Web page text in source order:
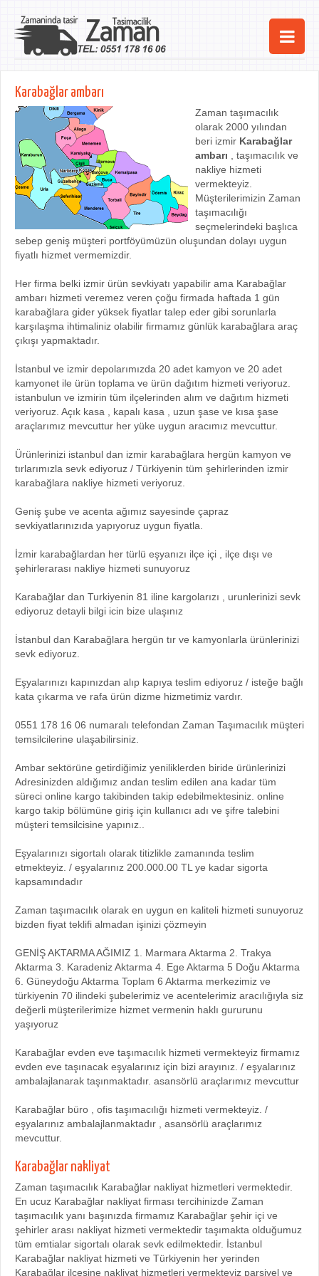
Ana Sayfa
Kurumsal
iletişim
Karabağlar ambarı
Zaman taşımacılık
olarak 2000 yılından
beri izmir Karabağlar
ambarı , taşımacılık ve
nakliye hizmeti
vermekteyiz.
Müşterilerimizin Zaman
taşımacılığı
seçmelerindeki başlıca
sebep geniş müşteri portföyümüzün oluşundan dolayı uygun
fiyatlı hizmet vermemizdir.
Her firma belki izmir ürün sevkiyatı yapabilir ama Karabağlar
ambarı hizmeti veremez veren çoğu firmada haftada 1 gün
karabağlara gider yüksek fiyatlar talep eder gibi sorunlarla
karşılaşma ihtimaliniz olabilir firmamız günlük karabağlara araç
çıkışı yapmaktadır.
İstanbul ve izmir depolarımızda 20 adet kamyon ve 20 adet
kamyonet ile ürün toplama ve ürün dağıtım hizmeti veriyoruz.
istanbulun ve izmirin tüm ilçelerinden alım ve dağıtım hizmeti
veriyoruz. Açık kasa , kapalı kasa , uzun şase ve kısa şase
araçlarımız mevcuttur her yüke uygun aracımız mevcuttur.
Ürünlerinizi istanbul dan izmir karabağlara hergün kamyon ve
tırlarımızla sevk ediyoruz / Türkiyenin tüm şehirlerinden izmir
karabağlara nakliye hizmeti veriyoruz.
Geniş şube ve acenta ağımız sayesinde çapraz
sevkiyatlarınızıda yapıyoruz uygun fiyatla.
İzmir karabağlardan her türlü eşyanızı ilçe içi , ilçe dışı ve
şehirlerarası nakliye hizmeti sunuyoruz
Karabağlar dan Turkiyenin 81 iline kargolarızı , urunlerinizi sevk
ediyoruz detayli bilgi icin bize ulaşınız
İstanbul dan Karabağlara hergün tır ve kamyonlarla ürünlerinizi
sevk ediyoruz.
Eşyalarınızı kapınızdan alıp kapıya teslim ediyoruz / isteğe bağlı
kata çıkarma ve rafa ürün dizme hizmetimiz vardır.
0551 178 16 06 numaralı telefondan Zaman Taşımacılık müşteri
temsilcilerine ulaşabilirsiniz.
Ambar sektörüne getirdiğimiz yeniliklerden biride ürünlerinizi
Adresinizden aldığımız andan teslim edilen ana kadar tüm
süreci online kargo takibinden takip edebilmektesiniz. online
kargo takip bölümüne giriş için kullanıcı adı ve şifre talebini
müşteri temsilcisine yapınız..
Eşyalarınızı sigortalı olarak titizlikle zamanında teslim
etmekteyiz. / eşyalarınız 200.000.00 TL ye kadar sigorta
kapsamındadır
Zaman taşımacılık olarak en uygun en kaliteli hizmeti sunuyoruz
bizden fiyat teklifi almadan işinizi çözmeyin
GENİŞ AKTARMA AĞIMIZ 1. Marmara Aktarma 2. Trakya
Aktarma 3. Karadeniz Aktarma 4. Ege Aktarma 5 Doğu Aktarma
6. Güneydoğu Aktarma Toplam 6 Aktarma merkezimiz ve
türkiyenin 70 ilindeki şubelerimiz ve acentelerimiz aracılığıyla siz
değerli müşterilerimize hizmet vermenin haklı gururunu
yaşıyoruz
Karabağlar evden eve taşımacılık hizmeti vermekteyiz firmamız
evden eve taşınacak eşyalarınız için bizi arayınız. / eşyalarınız
ambalajlanarak taşınmaktadır. asansörlü araçlarımız mevcuttur
Karabağlar büro , ofis taşımacılığı hizmeti vermekteyiz. /
eşyalarınız ambalajlanmaktadır , asansörlü araçlarımız
mevcuttur.
Karabağlar nakliyat
Zaman taşımacılık Karabağlar nakliyat hizmetleri vermektedir.
En ucuz Karabağlar nakliyat firması tercihinizde Zaman
taşımacılık yanı başınızda firmamız Karabağlar şehir içi ve
şehirler arası nakliyat hizmeti vermektedir taşımakta olduğumuz
tüm emtialar sigortalı olarak sevk edilmektedir. İstanbul
Karabağlar nakliyat hizmeti ve Türkiyenin her yerinden
Karabağlar ilçesine nakliyat hizmetleri vermekteyiz parsiyel ve